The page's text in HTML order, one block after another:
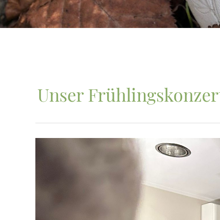
Unser